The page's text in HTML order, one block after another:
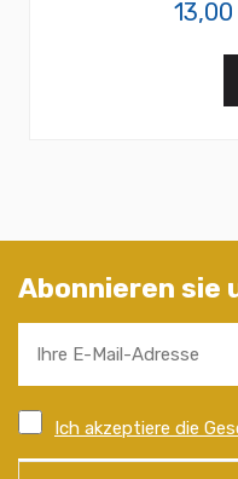
Abonnieren sie
Ich akzeptiere die